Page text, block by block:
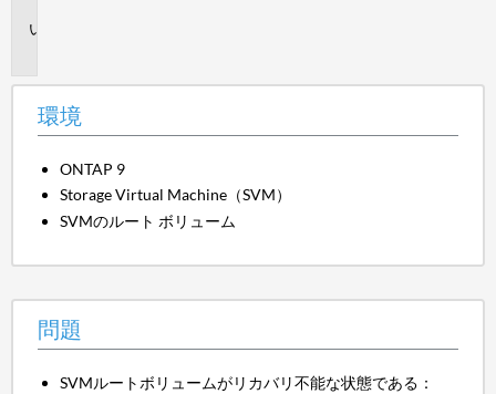
環境
ONTAP 9
Storage Virtual Machine（SVM）
SVMのルート ボリューム
問題
SVMルートボリュームがリカバリ不能な状態である：